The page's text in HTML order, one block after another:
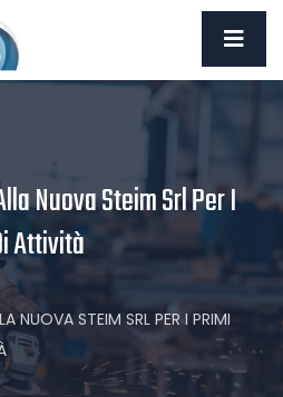
Nuova Steim Srl Per I
Attività
NUOVA STEIM SRL PER I PRIMI